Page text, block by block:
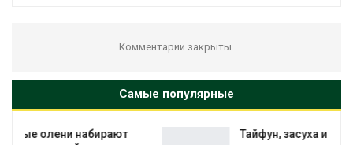
Комментарии закрыты.
Самые популярные
Тайфун, засуха и пожары: сразу